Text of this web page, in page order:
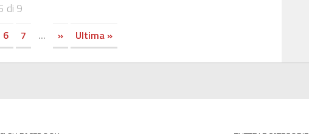
di 9
6 7 ... » Ultima »